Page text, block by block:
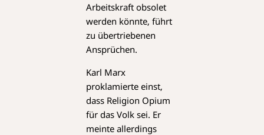
Arbeitskraft obsolet
werden könnte, führt
zu übertriebenen
Ansprüchen.
Karl Marx
proklamierte einst,
dass Religion Opium
für das Volk sei. Er
meinte allerdings